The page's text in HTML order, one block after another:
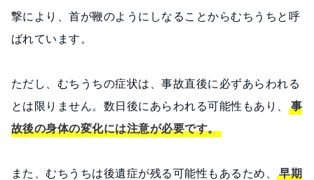
撃により、首が鞭のようにしなることからむちうちと呼
ばれています。
ただし、むちうちの症状は、事故直後に必ずあらわれる
とは限りません。数日後にあらわれる可能性もあり、
事
故後の身体の変化には注意が必要です。
また、むちうちは後遺症が残る可能性もあるため、早期